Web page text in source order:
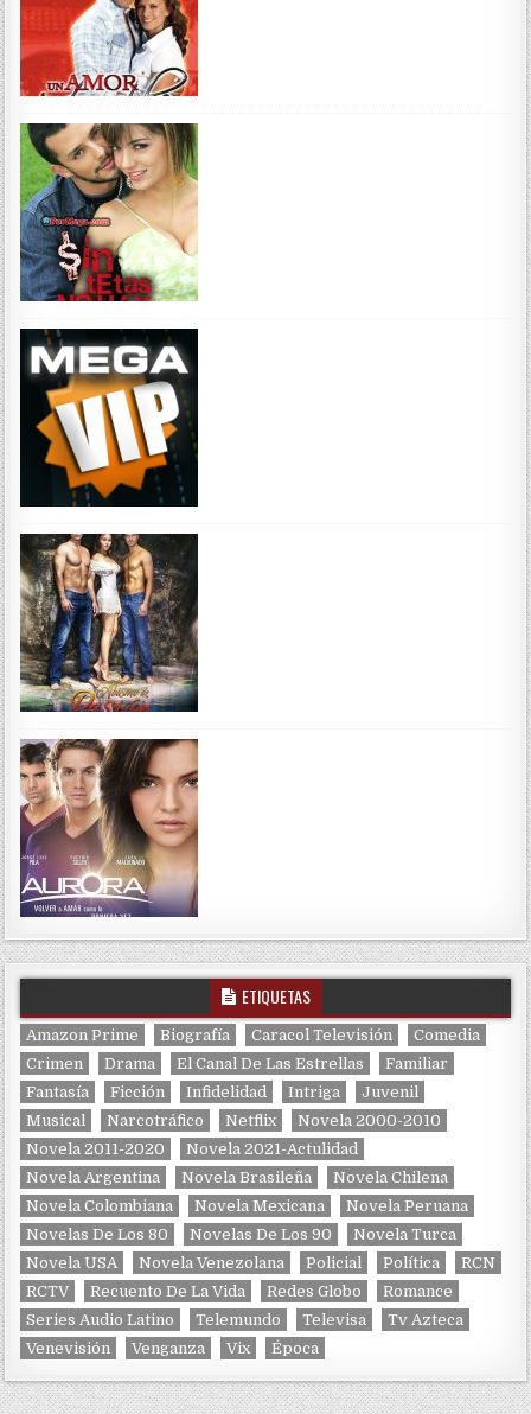
ETIQUETAS
Amazon Prime Biografía Caracol Televisión
Comedia
Crimen
Drama El Canal De Las Estrellas
Familiar
Fantasía
Ficción Infidelidad Intriga
Juvenil
Musical
Narcotráfico Netflix
Novela 2000-2010
Novela 2011-2020
Novela 2021-Actulidad
Novela Argentina
Novela Brasileña
Novela Chilena
Novela Colombiana
Novela Mexicana
Novela Peruana
Novelas De Los 80
Novelas De Los 90
Novela Turca
Novela USA
Novela Venezolana Policial Política
RCN
RCTV
Recuento De La Vida Redes Globo
Romance
Series Audio Latino
Telemundo Televisa
Tv Azteca
Venevisión
Venganza Vix Época